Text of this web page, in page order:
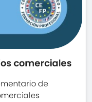
comerciales
de